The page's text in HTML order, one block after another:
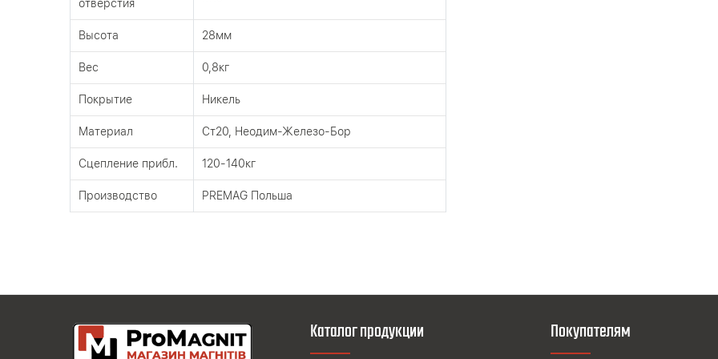
отверстия
Высота 28мм
Вес 0,8кг
Покрытие Никель
Материал Ст20, Неодим-Железо-Бор
Сцепление прибл. 120-140кг
Производство PREMAG Польша
Каталог продукции Покупателям